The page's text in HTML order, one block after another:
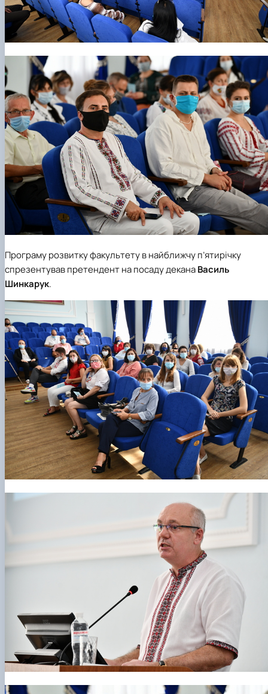
Програму розвитку факультету в найближчу п’ятирічку
спрезентував претендент на посаду деканаВасиль
Шинкарук.